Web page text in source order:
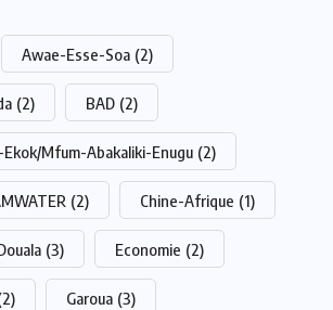
Awae-Esse-Soa (2)
(2) BAD (2)
Mfum-Abakaliki-Enugu (2)
(2) Chine-Afrique (1)
(3) Economie (2)
Garoua (3)